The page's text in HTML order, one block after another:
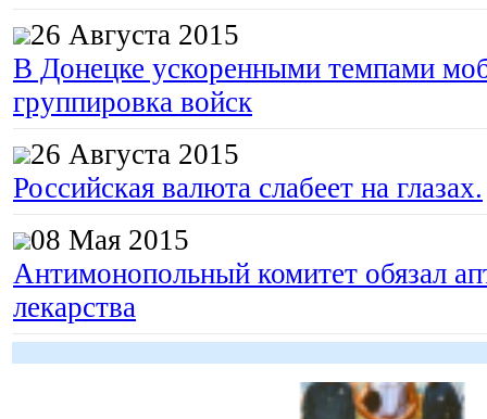
26 Августа 2015
В Донецке ускоренными темпами
группировка войск
26 Августа 2015
Российская валюта слабеет на глазах.
08 Мая 2015
Антимонопольный комитет обязал
лекарства